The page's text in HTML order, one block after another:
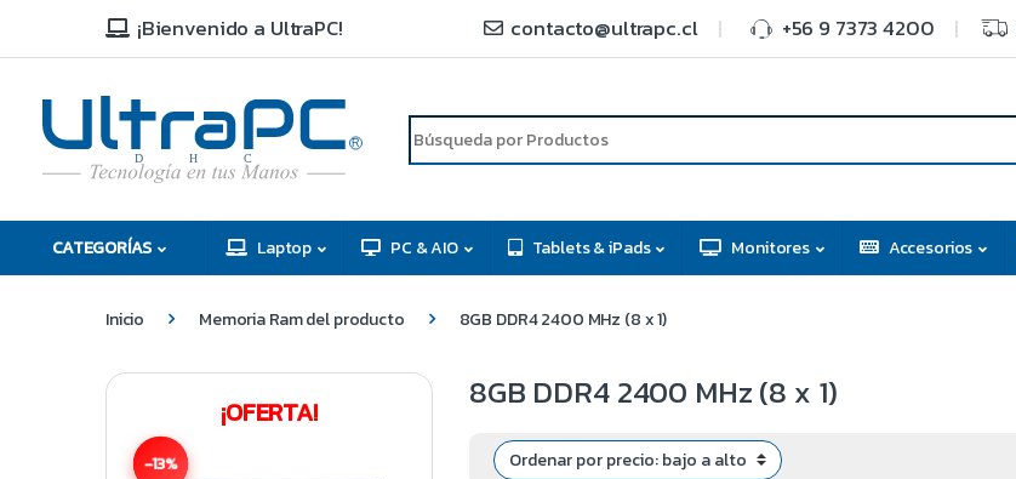
¡Bienvenido a UltraPC! contacto@ultrapc.cl +56 9 7373 4200
C
H
D
R
CATEGORÍAS Laptop PC & AIO Tablets & iPads Monitores Accesorios
Inicio Memoria Ram del producto 8GB DDR4 2400 MHz (8 x 1)
8GB DDR4 2400 MHz (8 x 1)
¡OFERTA!
-13%